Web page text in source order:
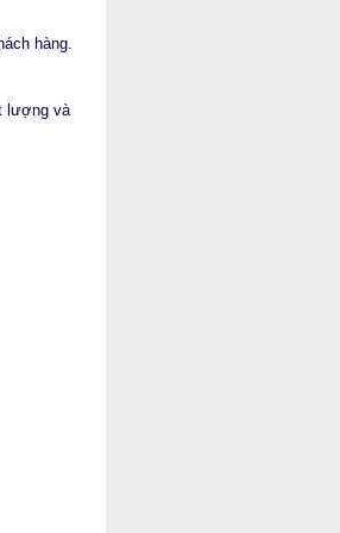
hàng.
lượng và